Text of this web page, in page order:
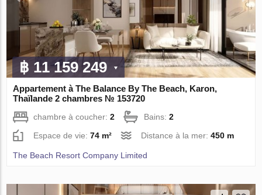
฿ 11 159 249
Appartement à The Balance By The Beach, Karon,
Thaïlande 2 chambres № 153720
chambre à coucher:2 Bains:2
Espace de vie:74 m² Distance à la mer:450 m
The Beach Resort Company Limited